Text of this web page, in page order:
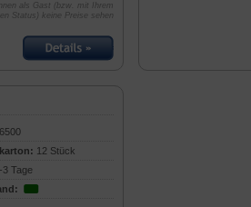
als Gast (bzw. mit Ihrem
Status) keine Preise sehen
12 Stück
Tage